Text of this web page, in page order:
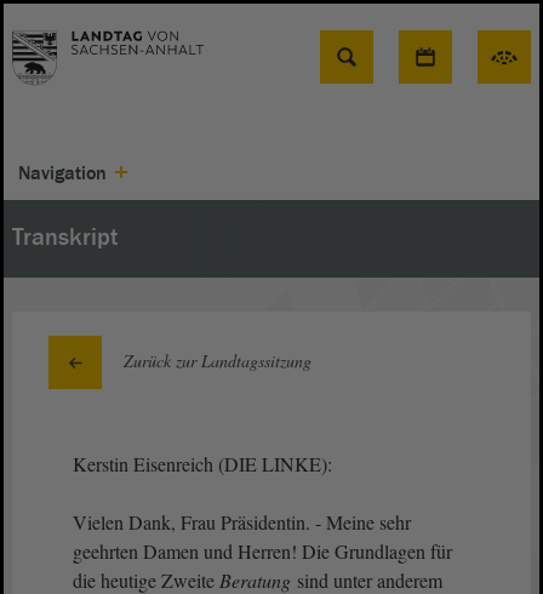
Suche
Navigation
Transkript
Zurück zur Landtagssitzung
Kerstin Eisenreich (DIE LINKE):
Vielen Dank, Frau Präsidentin. - Meine sehr
geehrten Damen und Herren! Die Grundlagen für
die heutige Zweite Beratung sind unter anderem